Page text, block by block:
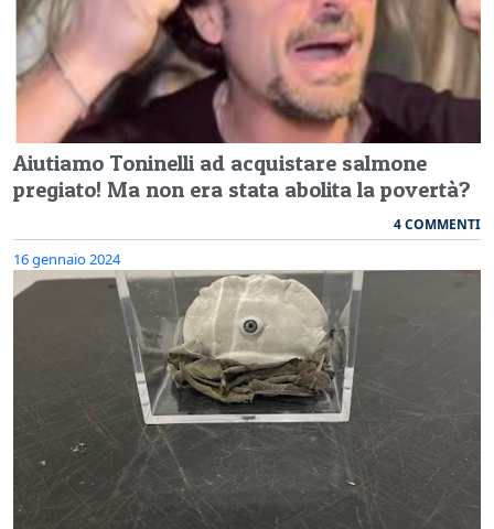
Aiutiamo Toninelli ad acquistare salmone
pregiato! Ma non era stata abolita la povertà?
4 COMMENTI
16 gennaio 2024